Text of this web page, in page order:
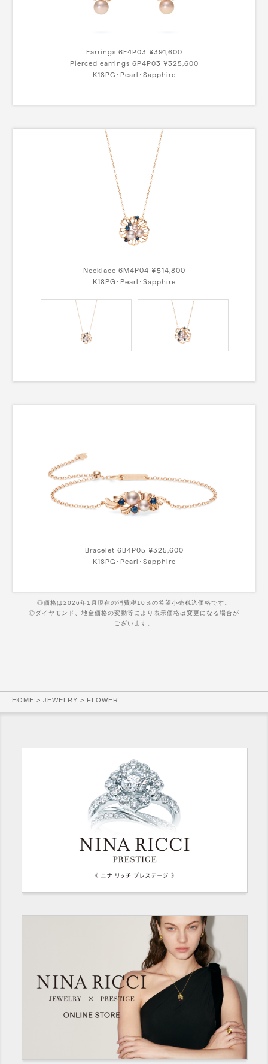
Earrings 6E4P03 ¥391,600
Pierced earrings 6P4P03 ¥325,600
K18PG･Pearl･Sapphire
Necklace 6M4P04 ¥514,800
K18PG･Pearl･Sapphire
Bracelet 6B4P05 ¥325,600
K18PG･Pearl･Sapphire
◎価格は2026年1月現在の消費税10％の希望小売税込価格です。
◎ダイヤモンド、地金価格の変動等により表示価格は変更になる場合が
ございます。
HOME > JEWELRY > FLOWER